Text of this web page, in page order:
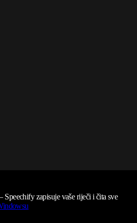
zapisuje vaše riječi i čita sve